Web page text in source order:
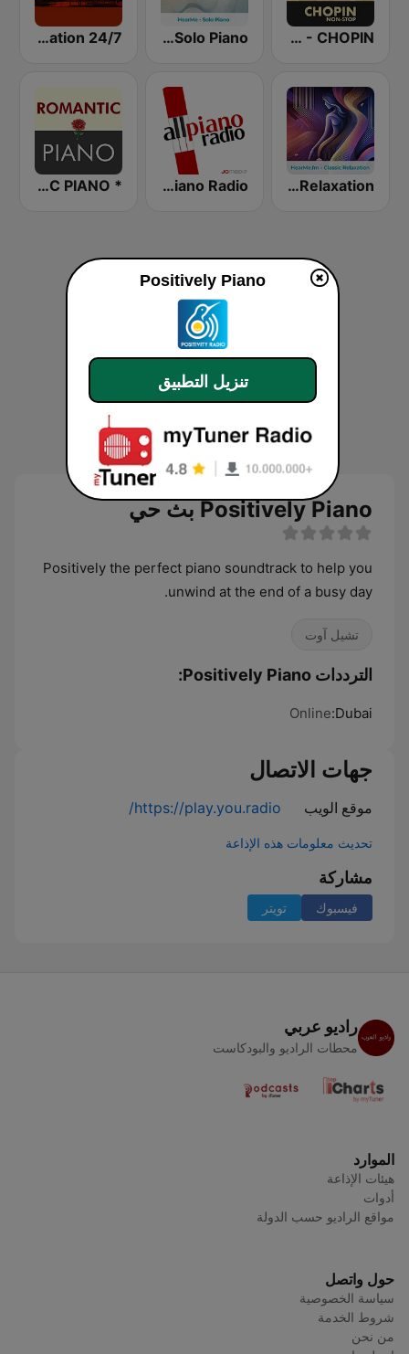
Epic Piano - CHOPIN
hearMe.FM Solo Piano
24/7 Deep Sleep Music Relaxing Music Insomnia Sleep Relaxing Music Study Sleep Meditation
hearMe.FM Classical Relaxation
All Piano Radio
* ROMANTIC PIANO
Positively Piano بث حي
Positively the perfect piano soundtrack to help you
unwind at the end of a busy day.
تشيل آوت
الترددات Positively Piano:
Dubai:
Online
جهات الاتصال
موقع الويب https://play.you.radio/
تحديث معلومات هذه الإذاعة
مشاركة
فيسبوك تويتر
راديو عربي
محطات الراديو والبودكاست
الموارد
هيئات الإذاعة
أدوات
مواقع الراديو حسب الدولة
حول واتصل
سياسة الخصوصية
شروط الخدمة
من نحن
Positively Piano
تنزيل التطبيق